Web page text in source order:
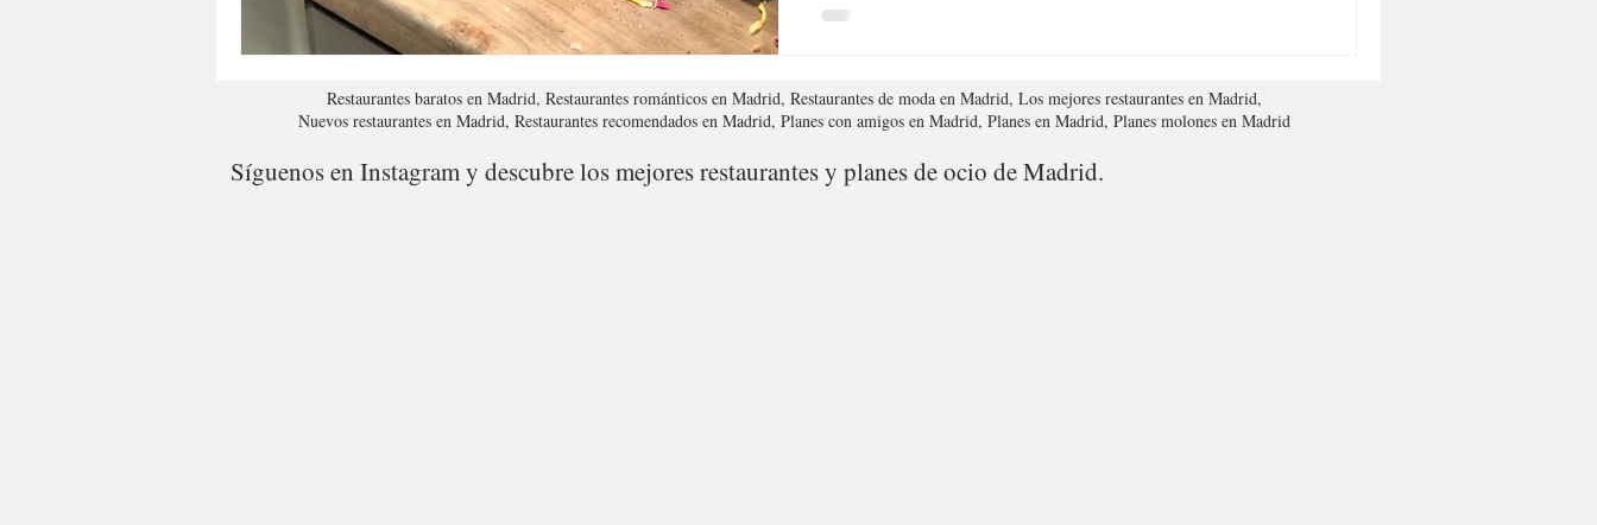
Restaurantes baratos en Madrid, Restaurantes románticos en Madrid, Restaurantes de moda en Madrid, Los mejores restaurantes en Madrid,
Nuevos restaurantes en Madrid, Restaurantes recomendados en Madrid, Planes con amigos en Madrid, Planes en Madrid, Planes molones en Madrid
Síguenos en Instagram y descubre los mejores restaurantes y planes de ocio de Madrid.